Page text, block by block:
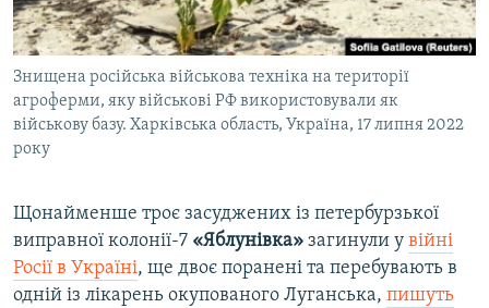
УКРАЇНСЬКА ПРОБЛЕМА КРИМУ
ІНФОГРАФІКА
ДОЛУЧАЙСЯ!
Усі сайти RFE/RL
Знищена російська військова техніка на території
агроферми, яку військові РФ використовували як
військову базу. Харківська область, Україна, 17 липня 2022
року
Щонайменше троє засуджених із петербурзької
виправної колонії-7 «Яблунівка» загинули у війні
Росії в Україні, ще двоє поранені та перебувають в
одній із лікарень окупованого Луганська, пишуть